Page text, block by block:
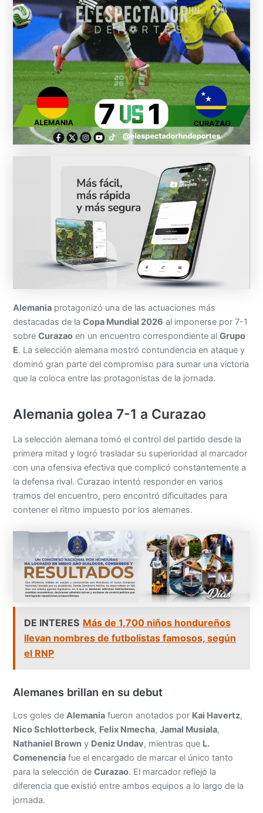
Alemania protagonizó una de las actuaciones más
destacadas de laCopa Mundial 2026 al imponerse por 7-1
sobreCurazao en un encuentro correspondiente alGrupo
E. La selección alemana mostró contundencia en ataque y
dominó gran parte del compromiso para sumar una victoria
que la coloca entre las protagonistas de la jornada.
Alemania golea 7-1 a Curazao
La selección alemana tomó el control del partido desde la
primera mitad y logró trasladar su superioridad al marcador
con una ofensiva efectiva que complicó constantemente a
la defensa rival. Curazao intentó responder en varios
tramos del encuentro, pero encontró dificultades para
contener el ritmo impuesto por los alemanes.
DE INTERES Más de 1,700 niños hondureños
llevan nombres de futbolistas famosos, según
el RNP
Alemanes brillan en su debut
Los goles deAlemania fueron anotados por Kai Havertz,
Nico Schlotterbeck, Felix Nmecha,Jamal Musiala,
Nathaniel Brown y Deniz Undav, mientras que L.
Comenencia fue el encargado de marcar el único tanto
para la selección deCurazao. El marcador reflejó la
diferencia que existió entre ambos equipos a lo largo de la
jornada.